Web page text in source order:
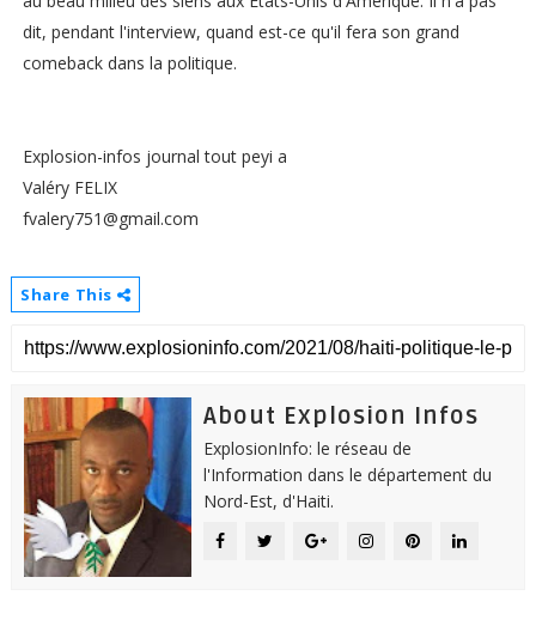
dit, pendant l'interview, quand est-ce qu'il fera son grand
comeback dans la politique.
Explosion-infos journal tout peyi a
Valéry FELIX
fvalery751@gmail.com
Share This
About Explosion Infos
ExplosionInfo: le réseau de
l'Information dans le département du
Nord-Est, d'Haiti.